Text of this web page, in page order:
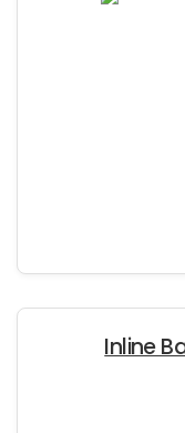
Inline